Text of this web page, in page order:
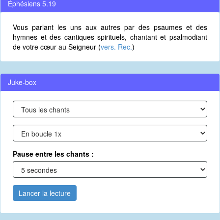
Éphésiens 5.19
Vous parlant les uns aux autres par des psaumes et des
hymnes et des cantiques spirituels, chantant et psalmodiant
de votre cœur au Seigneur (vers. Rec.)
Juke-box
Pause entre les chants :
Lancer la lecture